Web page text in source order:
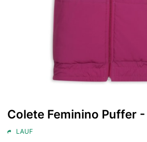
Colete Feminino Puffer -
LAUF